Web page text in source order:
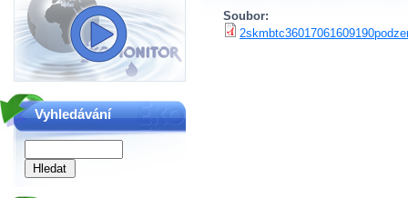
Soubor:
Vyhledávání